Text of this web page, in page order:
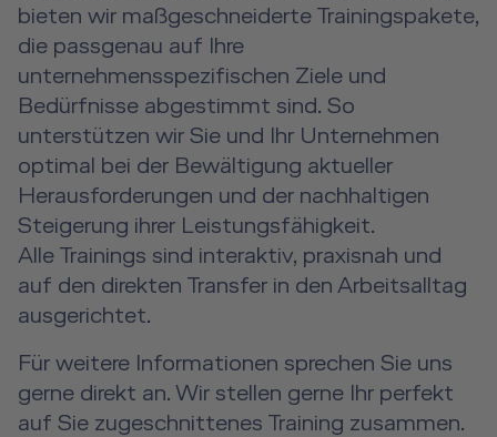
bieten wir maßgeschneiderte Trainingspakete,
die passgenau auf Ihre
unternehmensspezifischen Ziele und
Bedürfnisse abgestimmt sind. So
unterstützen wir Sie und Ihr Unternehmen
optimal bei der Bewältigung aktueller
Herausforderungen und der nachhaltigen
Steigerung ihrer Leistungsfähigkeit.
Alle Trainings sind interaktiv, praxisnah und
auf den direkten Transfer in den Arbeitsalltag
ausgerichtet.
Für weitere Informationen sprechen Sie uns
gerne direkt an. Wir stellen gerne Ihr perfekt
auf Sie zugeschnittenes Training zusammen.